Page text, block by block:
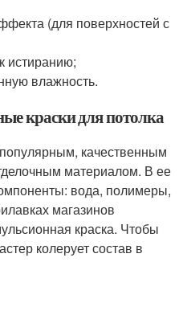
(для поверхностей с
истиранию;
влажность.
краски для потолка
качественным
материалом. В ее
вода, полимеры,
магазинов
краска. Чтобы
колерует состав в